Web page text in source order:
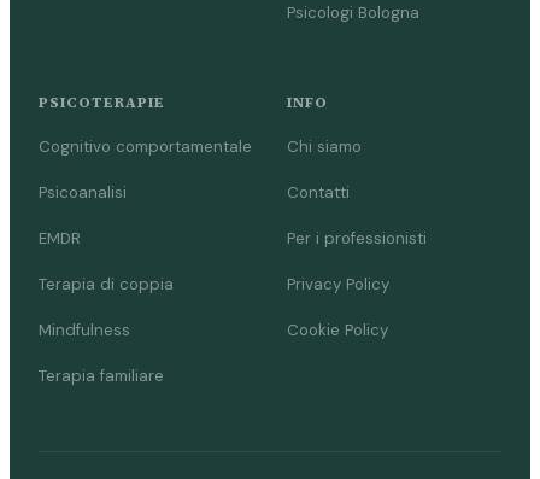
Psicologi Bologna
PSICOTERAPIE
Cognitivo comportamentale
Psicoanalisi
EMDR
Terapia di coppia
Mindfulness
Terapia familiare
INFO
Chi siamo
Contatti
Per i professionisti
Privacy Policy
Cookie Policy